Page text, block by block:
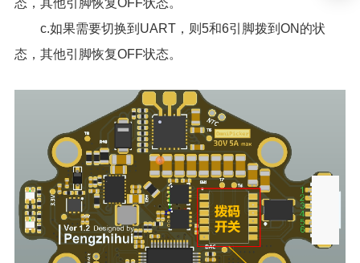
态，其他引脚恢复OFF状态。
c.如果需要切换到UART，则5和6引脚拨到ON的状
态，其他引脚恢复OFF状态。